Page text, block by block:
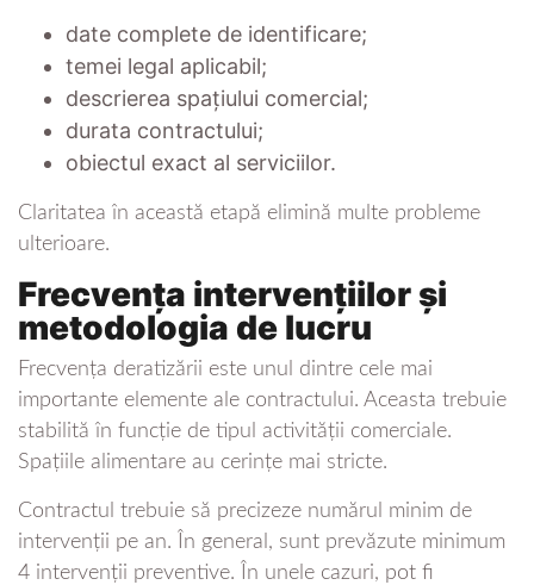
date complete de identificare;
temei legal aplicabil;
descrierea spațiului comercial;
durata contractului;
obiectul exact al serviciilor.
Claritatea în această etapă elimină multe probleme
ulterioare.
Frecvența intervențiilor și
metodologia de lucru
Frecvența deratizării este unul dintre cele mai
importante elemente ale contractului. Aceasta trebuie
stabilită în funcție de tipul activității comerciale.
Spațiile alimentare au cerințe mai stricte.
Contractul trebuie să precizeze numărul minim de
intervenții pe an. În general, sunt prevăzute minimum
4 intervenții preventive. În unele cazuri, pot fi